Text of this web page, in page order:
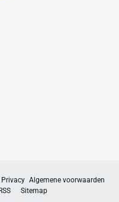
Privacy Algemene voorwaarden
RSS
Sitemap